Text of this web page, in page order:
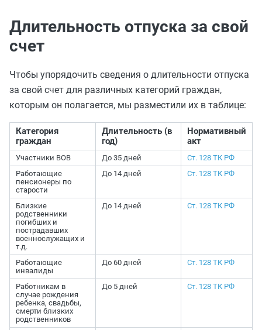
Длительность отпуска за свой
счет
Чтобы упорядочить сведения о длительности отпуска
за свой счет для различных категорий граждан,
которым он полагается, мы разместили их в таблице:
Категория
граждан
Длительность (в
год)
Нормативный
акт
Участники ВОВ До 35 дней
Ст. 128 ТК РФ
Работающие
пенсионеры по
старости
До 14 дней Ст. 128 ТК РФ
Близкие
родственники
погибших и
пострадавших
военнослужащих и
т.д.
До 14 дней Ст. 128 ТК РФ
Работающие
инвалиды
До 60 дней Ст. 128 ТК РФ
Работникам в
случае рождения
ребенка, свадьбы,
смерти близких
родственников
До 5 дней Ст. 128 ТК РФ